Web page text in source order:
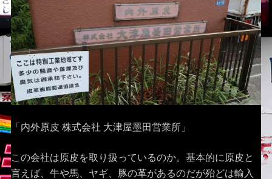
「内外原皮 株式会社 大津屋墨田営業所」
この会社は原皮を取り扱っているのか。基本的に原皮と
言えば、牛や馬、ヤギ、豚の革があるのだが殆どは輸入